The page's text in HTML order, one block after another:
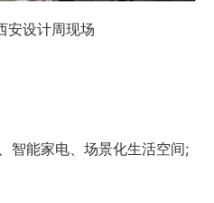
安设计周现场
智能家电、场景化生活空间;